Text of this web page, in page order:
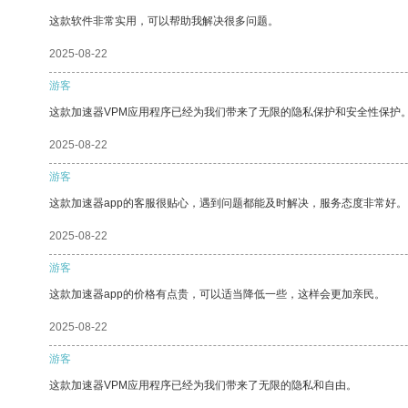
这款软件非常实用，可以帮助我解决很多问题。
2025-08-22
游客
这款加速器VPM应用程序已经为我们带来了无限的隐私保护和安全性保护
2025-08-22
游客
这款加速器app的客服很贴心，遇到问题都能及时解决，服务态度非常好。
2025-08-22
游客
这款加速器app的价格有点贵，可以适当降低一些，这样会更加亲民。
2025-08-22
游客
这款加速器VPM应用程序已经为我们带来了无限的隐私和自由。